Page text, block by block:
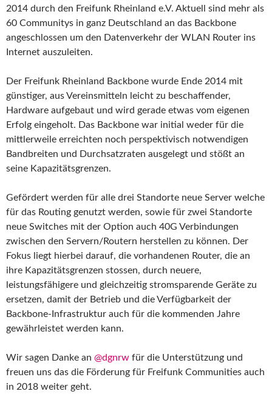
2014 durch den Freifunk Rheinland e.V. Aktuell sind mehr als
60 Communitys in ganz Deutschland an das Backbone
angeschlossen um den Datenverkehr der WLAN Router ins
Internet auszuleiten.
Der Freifunk Rheinland Backbone wurde Ende 2014 mit
günstiger, aus Vereinsmitteln leicht zu beschaffender,
Hardware aufgebaut und wird gerade etwas vom eigenen
Erfolg eingeholt. Das Backbone war initial weder für die
mittlerweile erreichten noch perspektivisch notwendigen
Bandbreiten und Durchsatzraten ausgelegt und stößt an
seine Kapazitätsgrenzen.
Gefördert werden für alle drei Standorte neue Server welche
für das Routing genutzt werden, sowie für zwei Standorte
neue Switches mit der Option auch 40G Verbindungen
zwischen den Servern/Routern herstellen zu können. Der
Fokus liegt hierbei darauf, die vorhandenen Router, die an
ihre Kapazitätsgrenzen stossen, durch neuere,
leistungsfähigere und gleichzeitig stromsparende Geräte zu
ersetzen, damit der Betrieb und die Verfügbarkeit der
Backbone-Infrastruktur auch für die kommenden Jahre
gewährleistet werden kann.
Wir sagen Danke an @dgnrw für die Unterstützung und
freuen uns das die Förderung für Freifunk Communities auch
in 2018 weiter geht.